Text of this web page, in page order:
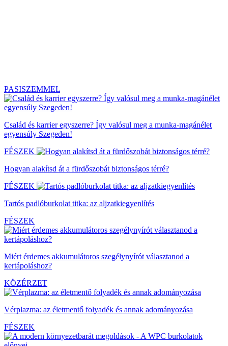
PASISZEMMEL
Család és karrier egyszerre? Így valósul meg a munka-magánélet
egyensúly Szegeden!
FÉSZEK
Hogyan alakítsd át a fürdőszobát biztonságos térré?
FÉSZEK
Tartós padlóburkolat titka: az aljzatkiegyenlítés
FÉSZEK
Miért érdemes akkumulátoros szegélynyírót választanod a
kertápoláshoz?
KÖZÉRZET
Vérplazma: az életmentő folyadék és annak adományozása
FÉSZEK